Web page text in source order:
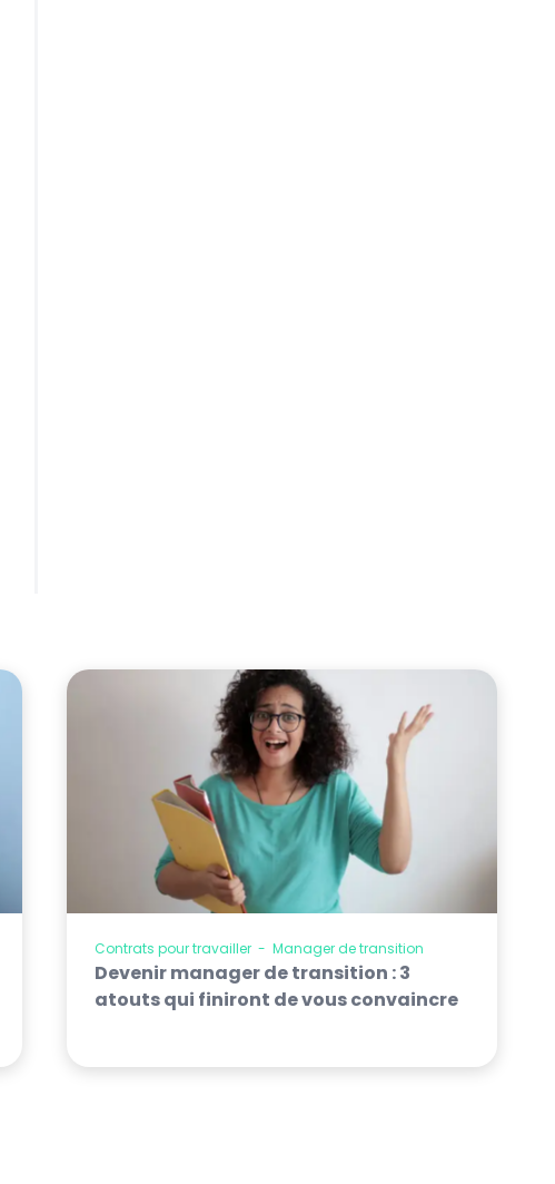
Contrats pour travailler -Manager de transition
Devenir manager de transition : 3
atouts qui finiront de vous convaincre